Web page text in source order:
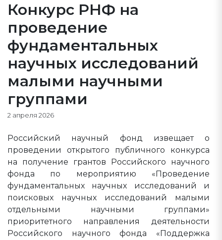
Конкурс РНФ на
проведение
фундаментальных
научных исследований
малыми научными
группами
2 апреля 2026
Российский научный фонд извещает о
проведении открытого публичного конкурса
на получение грантов Российского научного
фонда по мероприятию «Проведение
фундаментальных научных исследований и
поисковых научных исследований малыми
отдельными научными группами»
приоритетного направления деятельности
Российского научного фонда «Поддержка